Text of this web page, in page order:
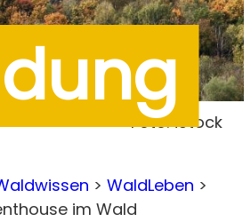
Foto: iStock
>WaldLeben >
im Wald